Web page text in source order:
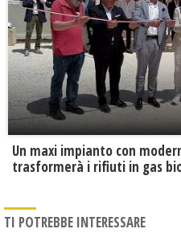
Un maxi impianto con
trasformerà i rifiuti in gas
TI POTREBBE INTERESSARE